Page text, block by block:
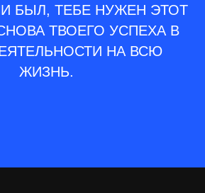
БЫЛ, ТЕБЕ НУЖЕН ЭТОТ
ТВОЕГО УСПЕХА В
НА ВСЮ
ЖИЗНЬ.